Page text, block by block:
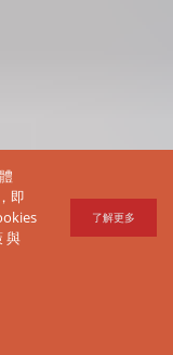
即
與
了解更多